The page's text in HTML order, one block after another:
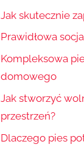
Jak skutecznie
Prawidłowa
Kompleksowa
domowego
Jak stworzyć
przestrzeń?
Dlaczego pies